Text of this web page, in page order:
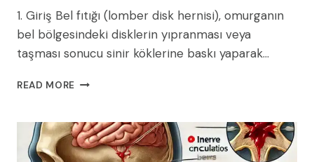
1. Giriş Bel fıtığı (lomber disk hernisi), omurganın
bel bölgesindeki disklerin yıpranması veya
taşması sonucu sinir köklerine baskı yaparak…
READ MORE BEL
SONRASINDA
İYILEŞME
SÜRECI